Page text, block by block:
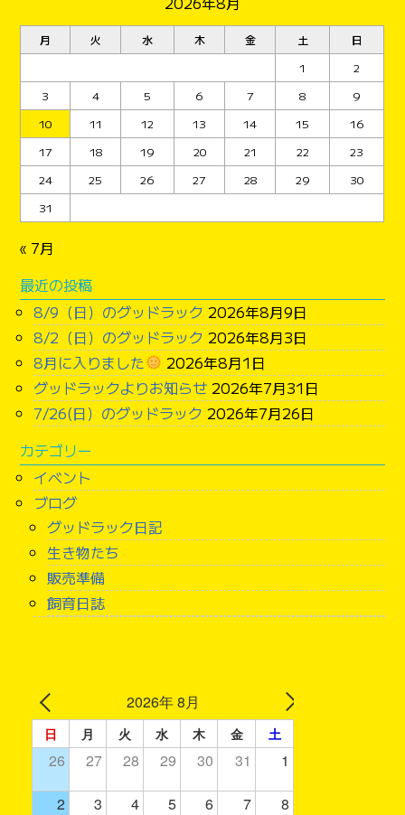
月 火 水 木 金 土
日
1
2
3
4 5 6 7 8
9
10
11 12 13 14 15
16
17
18 19 20 21 22
23
24
25 26 27 28 29
30
31
« 7月
最近の投稿
8/9（日）のグッドラック 2026年8月9日
8/2（日）のグッドラック 2026年8月3日
8月に入りました
2026年8月1日
グッドラックよりお知らせ 2026年7月31日
7/26(日）のグッドラック 2026年7月26日
カテゴリー
イベント
ブログ
グッドラック日記
生き物たち
販売準備
飼育日誌
2026年 8月
日 月 火 水 木 金 土
26 27 28 29 30 31 1
2 3 4 5 6 7 8